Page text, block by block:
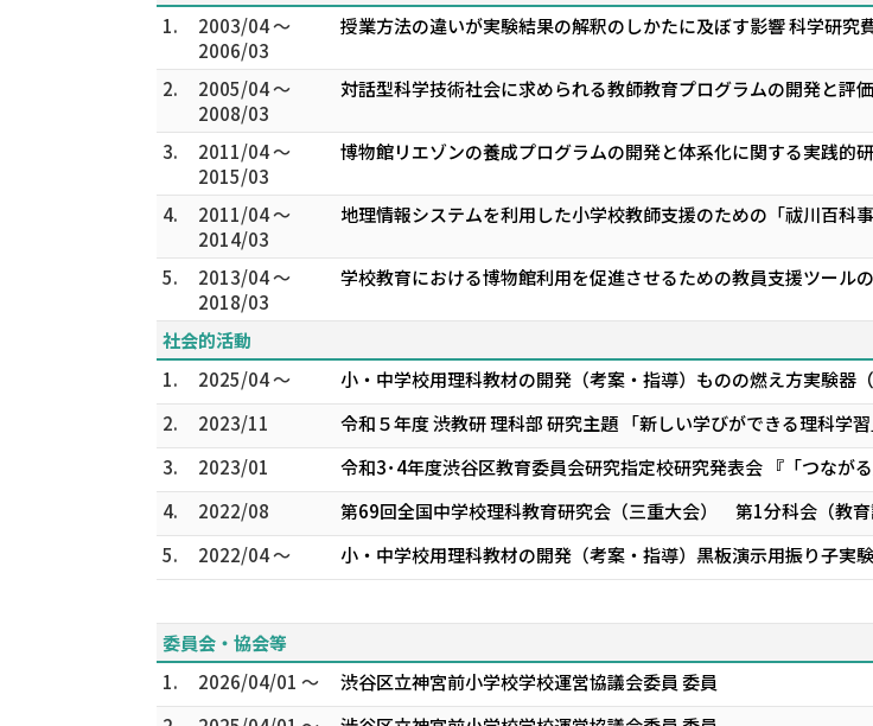
1.
2003/04 ～
2006/03
授業方法の違いが実験結果の解釈のしかたに及ぼす影響 科学研究
2.
2005/04 ～
2008/03
対話型科学技術社会に求められる教師教育プログラムの開発と評
3.
2011/04 ～
2015/03
博物館リエゾンの養成プログラムの開発と体系化に関する実践的
4.
2011/04 ～
2014/03
地理情報システムを利用した小学校教師支援のための「祓川百科
5.
2013/04 ～
2018/03
学校教育における博物館利用を促進させるための教員支援ツール
社会的活動
1.
2025/04 ～
小・中学校用理科教材の開発（考案・指導）ものの燃え方実験
2.
2023/11
令和５年度 渋教研 理科部 研究主題 「新しい学びができる理科学
3.
2023/01
令和3･4年度渋谷区教育委員会研究指定校研究発表会 『「つな
4.
2022/08
第69回全国中学校理科教育研究会（三重大会） 第1分科会（教
5.
2022/04 ～
小・中学校用理科教材の開発（考案・指導）黒板演示用振り子
委員会・協会等
1.
2026/04/01 ～
渋谷区立神宮前小学校学校運営協議会委員 委員